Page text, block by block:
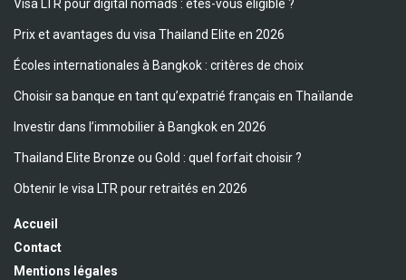
Visa LTR pour digital nomads : êtes-vous éligible ?
Prix et avantages du visa Thailand Elite en 2026
Écoles internationales à Bangkok : critères de choix
Choisir sa banque en tant qu’expatrié français en Thaïlande
Investir dans l’immobilier à Bangkok en 2026
Thailand Elite Bronze ou Gold : quel forfait choisir ?
Obtenir le visa LTR pour retraités en 2026
Accueil
Contact
Mentions légales